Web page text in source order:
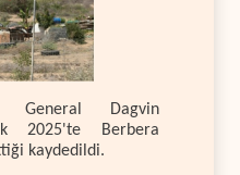
General Dagvin
2025'te Berbera
kaydedildi.